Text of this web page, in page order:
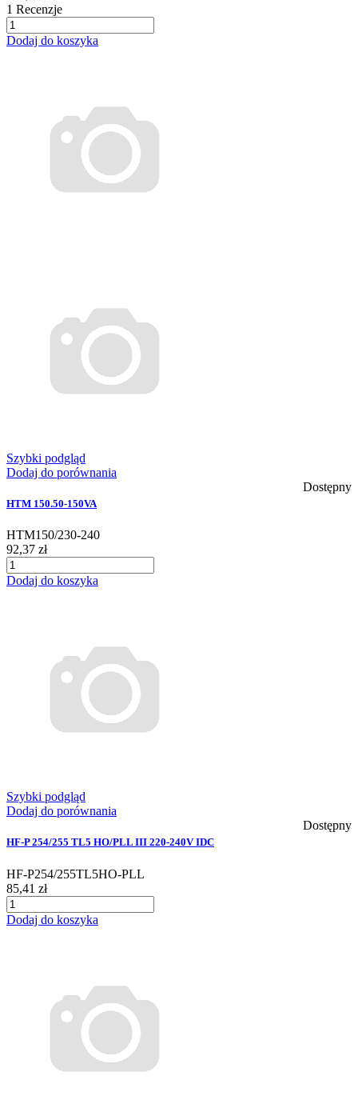
1 Recenzje
Dodaj do koszyka
Szybki podgląd
Dodaj do porównania
Dostępny
HTM 150.50-150VA
HTM150/230-240
92,37 zł
Dodaj do koszyka
Szybki podgląd
Dodaj do porównania
Dostępny
HF-P 254/255 TL5 HO/PLL III 220-240V IDC
HF-P254/255TL5HO-PLL
85,41 zł
Dodaj do koszyka